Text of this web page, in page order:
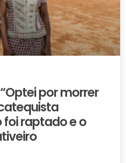
“Optei por morrer
raptado e o